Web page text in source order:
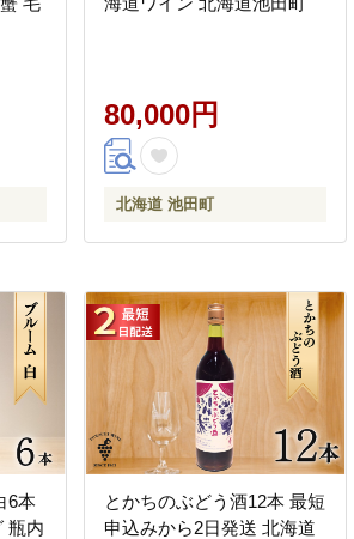
80,000円
北海道 池田町
6本
瓶内
とかちのぶどう酒12本 最短
申込みから2日発送 北海道